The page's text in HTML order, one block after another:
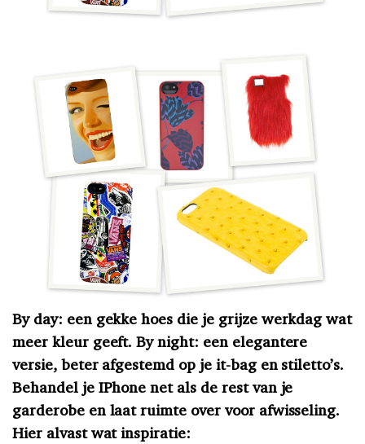
By day: een gekke hoes die je grijze werkdag wat
meer kleur geeft. By night: een elegantere
versie, beter afgestemd op je it-bag en stiletto’s.
Behandel je IPhone net als de rest van je
garderobe en laat ruimte over voor afwisseling.
Hier alvast wat inspiratie: